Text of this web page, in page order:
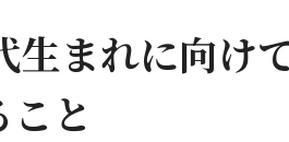
生まれに向け
と